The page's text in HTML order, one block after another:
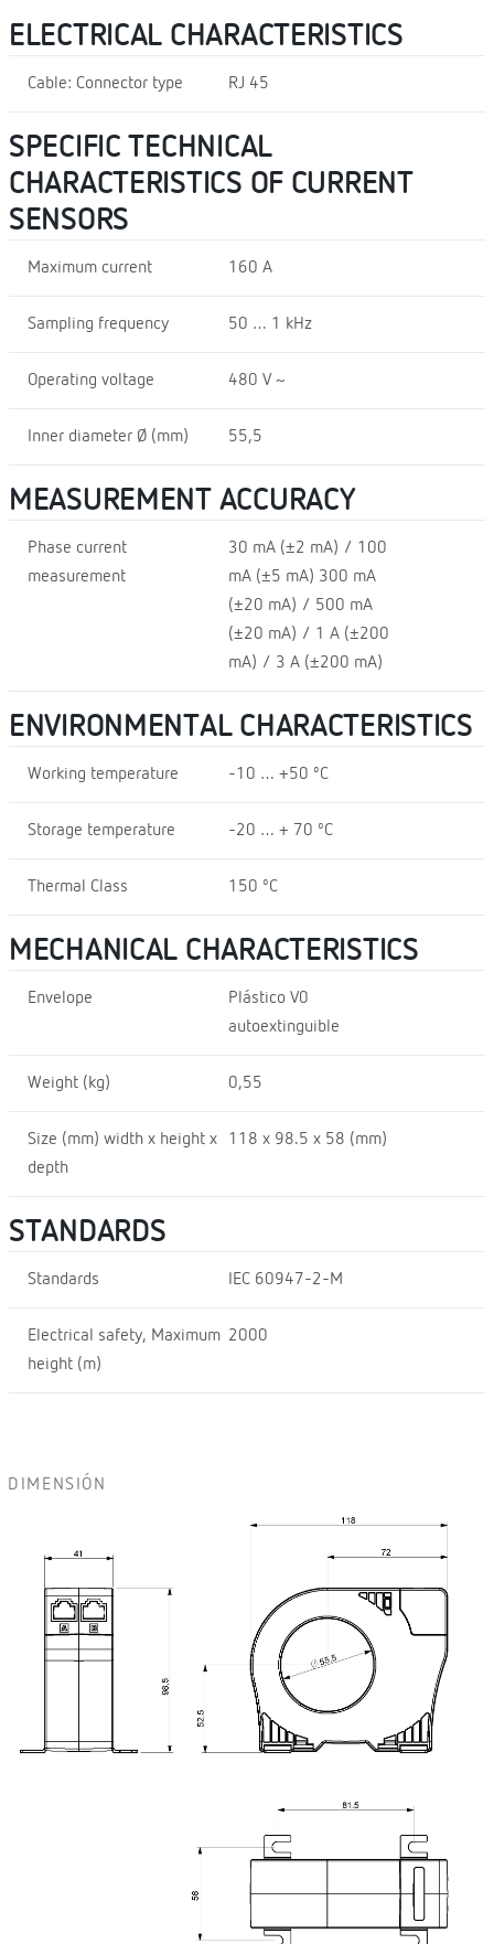
ELECTRICAL CHARACTERISTICS
Cable: Connector type RJ 45
SPECIFIC TECHNICAL
CHARACTERISTICS OF CURRENT
SENSORS
Maximum current 160 A
Sampling frequency 50 … 1 kHz
Operating voltage 480 V ~
Inner diameter Ø (mm) 55,5
MEASUREMENT ACCURACY
Phase current
measurement
30 mA (±2 mA) / 100
mA (±5 mA) 300 mA
(±20 mA) / 500 mA
(±20 mA) / 1 A (±200
mA) / 3 A (±200 mA)
ENVIRONMENTAL CHARACTERISTICS
Working temperature -10 … +50 ºC
Storage temperature -20 … + 70 ºC
Thermal Class 150 ºC
MECHANICAL CHARACTERISTICS
Envelope
Plástico V0
autoextinguible
Weight (kg) 0,55
Size (mm) width x height x
depth
118 x 98.5 x 58 (mm)
STANDARDS
Standards IEC 60947-2-M
Electrical safety, Maximum
height (m)
2000
DIMENSIÓN